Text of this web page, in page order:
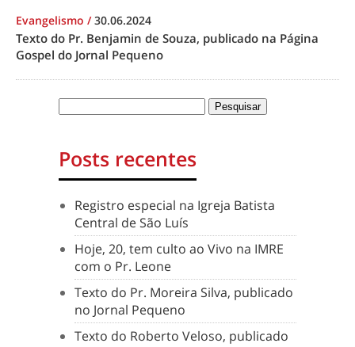
Evangelismo /30.06.2024
Texto do Pr. Benjamin de Souza, publicado na Página
Gospel do Jornal Pequeno
Posts recentes
Registro especial na Igreja Batista
Central de São Luís
Hoje, 20, tem culto ao Vivo na IMRE
com o Pr. Leone
Texto do Pr. Moreira Silva, publicado
no Jornal Pequeno
Texto do Roberto Veloso, publicado